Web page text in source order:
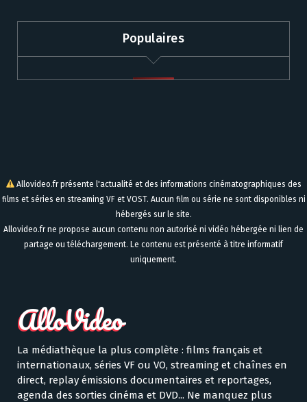
Populaires
Allovideo.fr présente l'actualité et des informations cinématographiques des
films et séries en streaming VF et VOST. Aucun film ou série ne sont disponibles ni
hébergés sur le site.
Allovideo.fr ne propose aucun contenu non autorisé ni vidéo hébergée ni lien de
partage ou téléchargement. Le contenu est présenté à titre informatif
uniquement.
La médiathèque la plus complète : films français et
internationaux, séries VF ou VO, streaming et chaînes en
direct, replay émissions documentaires et reportages,
agenda des sorties cinéma et DVD... Ne manquez plus